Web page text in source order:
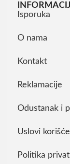
Isporuka
O nama
Kontakt
Reklamacije
Odustanak i
Uslovi
Politika